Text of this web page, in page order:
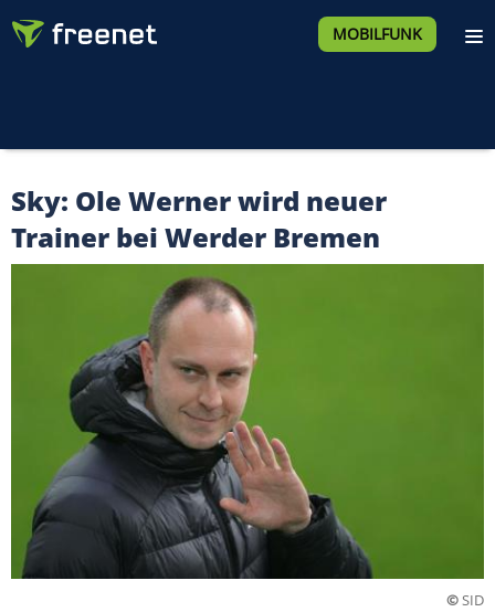
MOBILFUNK
Sky: Ole Werner wird neuer
Trainer bei Werder Bremen
©SID